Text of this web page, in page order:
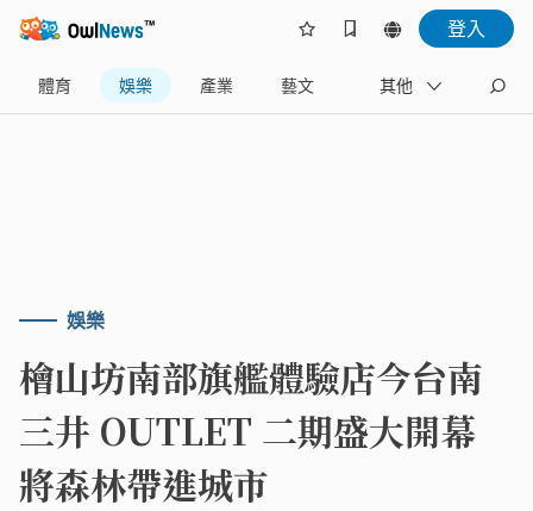
登入
體育 娛樂 產業 藝文 地方
其他
娛樂
檜山坊南部旗艦體驗店今台南
三井 OUTLET 二期盛大開幕
將森林帶進城市